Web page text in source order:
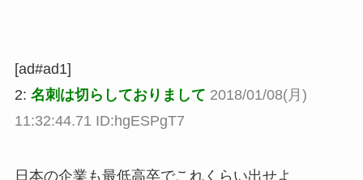
[ad#ad1]
2: 名刺は切らしておりまして 2018/01/08(月)
11:32:44.71 ID:hgESPgT7
日本の企業も最低高卒でこれくらい出せよ